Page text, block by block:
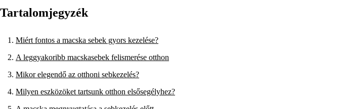
Tartalomjegyzék
Miért fontos a macska sebek gyors kezelése?
A leggyakoribb macskasebek felismerése otthon
Mikor elegendő az otthoni sebkezelés?
Milyen eszközöket tartsunk otthon elsősegélyhez?